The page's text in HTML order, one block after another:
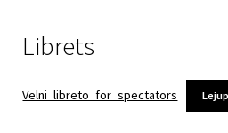
Librets
Velni_libreto_for_spectators